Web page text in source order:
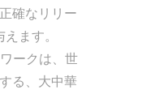
確なリリー
ます。
ークは、世
る、大中華